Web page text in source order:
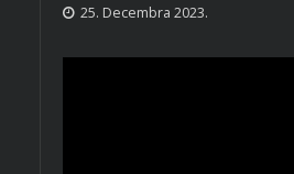
25. Decembra 2023.